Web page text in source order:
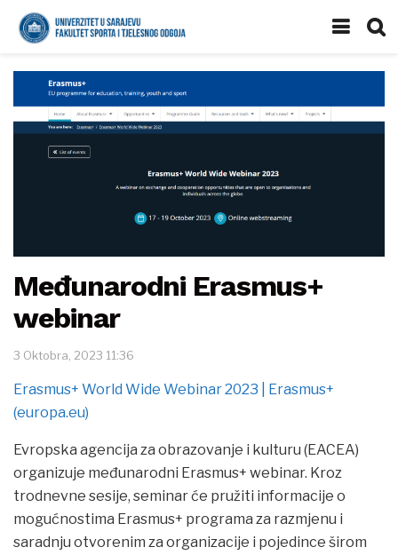
Međunarodni Erasmus+
webinar
3 Oktobra, 2023 11:36
Erasmus+ World Wide Webinar 2023 | Erasmus+
(europa.eu)
Evropska agencija za obrazovanje i kulturu (EACEA)
organizuje međunarodni Erasmus+ webinar. Kroz
trodnevne sesije, seminar će pružiti informacije o
mogućnostima Erasmus+ programa za razmjenu i
saradnju otvorenim za organizacije i pojedince širom